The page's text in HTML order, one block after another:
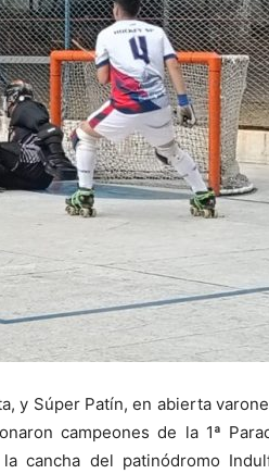
y Súper Patín, en abierta
campeones de la 1ª
cancha del patinódromo